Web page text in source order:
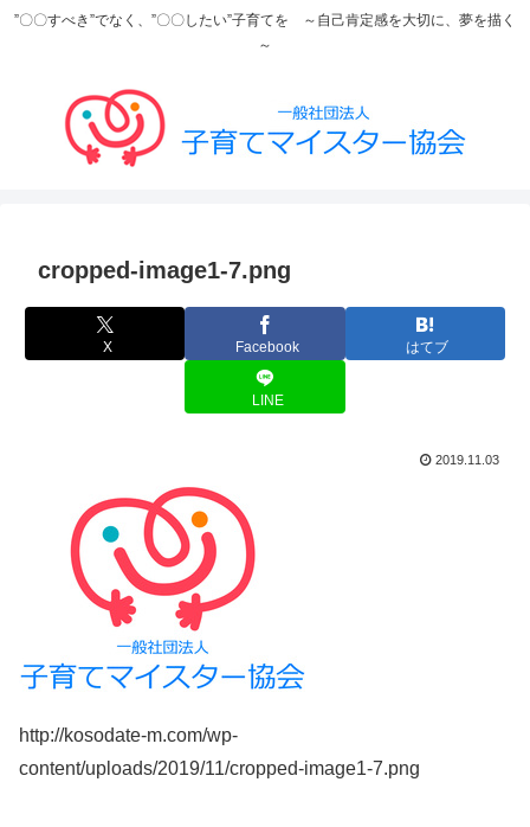
”〇〇すべき”でなく、”〇〇したい”子育てを ～自己肯定感を大切に、夢を描く
～
cropped-image1-7.png
X Facebook はてブ
LINE
2019.11.03
http://kosodate-m.com/wp-
content/uploads/2019/11/cropped-image1-7.png